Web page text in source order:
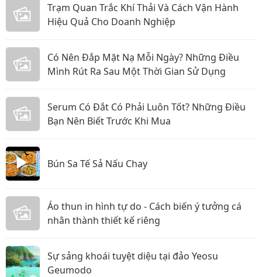
Trạm Quan Trắc Khí Thải Và Cách Vận Hành
Hiệu Quả Cho Doanh Nghiệp
Có Nên Đắp Mặt Nạ Mỗi Ngày? Những Điều
Mình Rút Ra Sau Một Thời Gian Sử Dụng
Serum Có Đắt Có Phải Luôn Tốt? Những Điều
Bạn Nên Biết Trước Khi Mua
Bún Sa Tế Sả Nấu Chay
Áo thun in hình tự do - Cách biến ý tưởng cá
nhân thành thiết kế riêng
Sự sảng khoái tuyệt diệu tại đảo Yeosu
Geumodo